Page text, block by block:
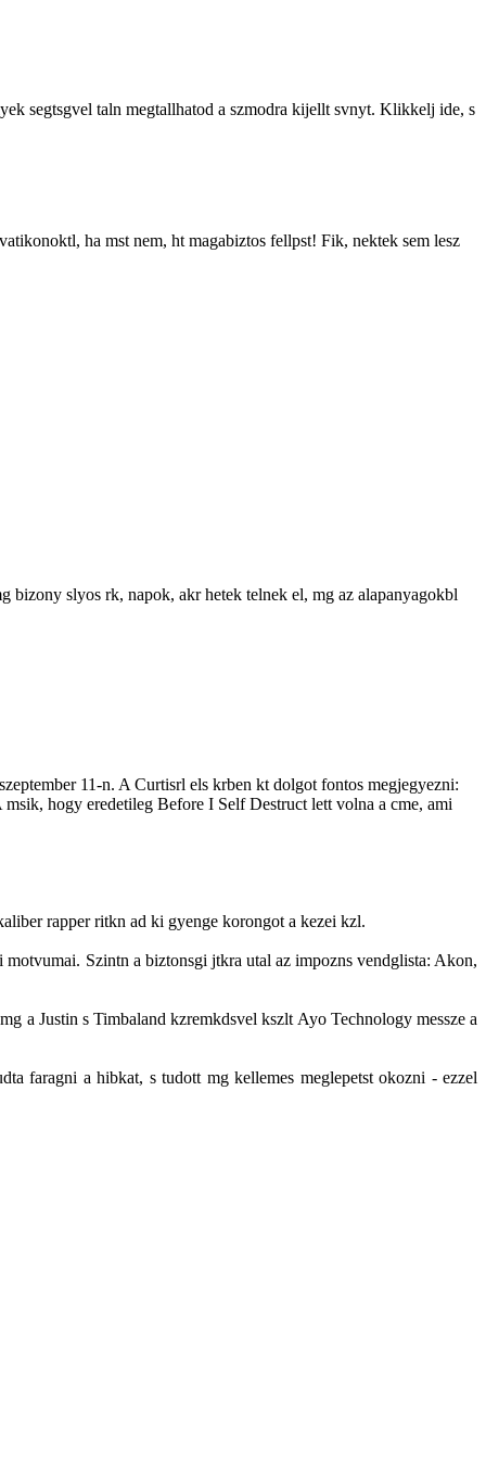
segtsgvel taln megtallhatod a szmodra kijellt svnyt. Klikkelj ide, s
ha mst nem, ht magabiztos fellpst! Fik, nektek sem lesz
bizony slyos rk, napok, akr hetek telnek el, mg az alapanyagokbl
11-n. A Curtisrl els krben kt dolgot fontos megjegyezni:
hogy eredetileg Before I Self Destruct lett volna a cme, ami
rapper ritkn ad ki gyenge korongot a kezei kzl.
Szintn a biztonsgi jtkra utal az impozns vendglista: Akon,
a Justin s Timbaland kzremkdsvel kszlt Ayo Technology messze a
faragni a hibkat, s tudott mg kellemes meglepetst okozni - ezzel